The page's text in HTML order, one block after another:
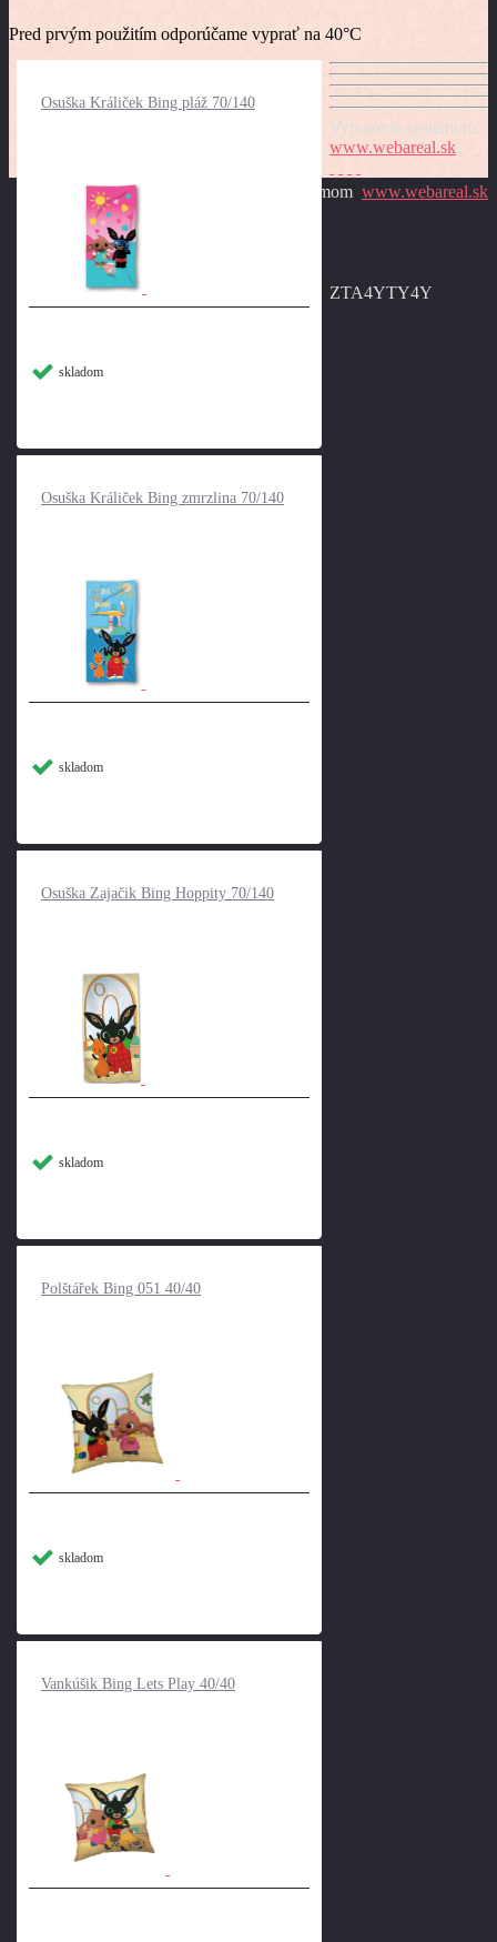
Pred prvým použitím odporúčame vyprať na 40°C
Osuška Králiček Bing pláž 70/140
skladom
Osuška Králiček Bing zmrzlina 70/140
skladom
Osuška Zajačik Bing Hoppity 70/140
skladom
Polštářek Bing 051 40/40
skladom
Vankúšik Bing Lets Play 40/40
Vytvorené systémom
www.webareal.sk
Vytvorené systémom www.webareal.sk
ZTA4YTY4Y